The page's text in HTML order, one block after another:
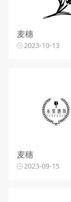
麦穗
2023-10-13
麦穗
2023-09-15